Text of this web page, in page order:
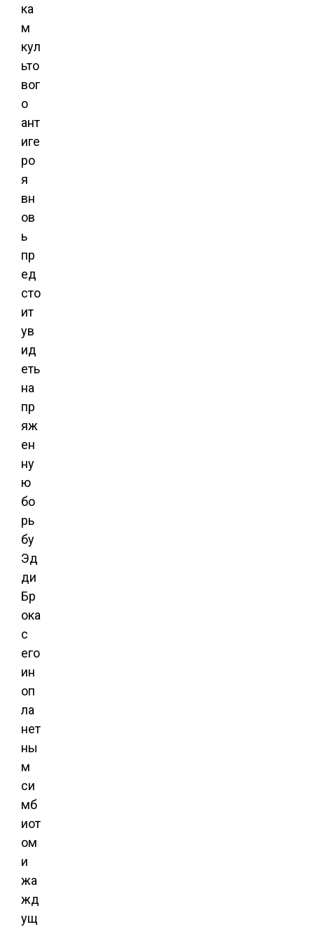
ка
м
кул
ьто
вог
о
ант
иге
ро
я
вн
ов
ь
пр
ед
сто
ит
ув
ид
еть
на
пр
яж
ен
ну
ю
бо
рь
бу
Эд
ди
Бр
ока
с
его
ин
оп
ла
нет
ны
м
си
мб
иот
ом
и
жа
жд
ущ